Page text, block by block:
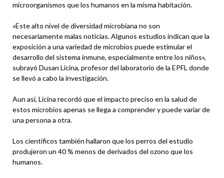
microorganismos que los humanos en la misma habitación.
«Este alto nivel de diversidad microbiana no son
necesariamente malas noticias. Algunos estudios indican que la
exposición a una variedad de microbios puede estimular el
desarrollo del sistema inmune, especialmente entre los niños»,
subrayó Dusan Licina, profesor del laboratorio de la EPFL donde
se llevó a cabo la investigación.
Aun así, Licina recordó que el impacto preciso en la salud de
estos microbios apenas se llega a comprender y puede variar de
una persona a otra.
Los científicos también hallaron que los perros del estudio
produjeron un 40 % menos de derivados del ozono que los
humanos.